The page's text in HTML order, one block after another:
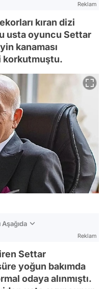
Reklam
kıran dizi
usta oyuncu Settar
kanaması
korkutmuştu.
Reklam
Settar
yoğun bakımda
odaya alınmıştı.